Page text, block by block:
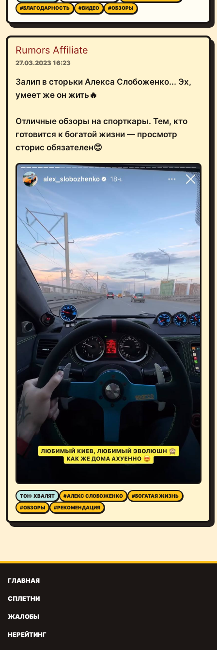
#БЛАГОДАРНОСТЬ
#ВИДЕО #ОБЗОРЫ
Rumors Affiliate
27.03.2023 16:23
Залип в сторьки Алекса Слобоженко... Эх,
умеет же он жить🔥
Отличные обзоры на спорткары. Тем, кто
готовится к богатой жизни — просмотр
сторис обязателен😊
ТОН: ХВАЛЯТ #АЛЕКС СЛОБОЖЕНКО
#БОГАТАЯ ЖИЗНЬ
#ОБЗОРЫ
#РЕКОМЕНДАЦИЯ
ГЛАВНАЯ
СПЛЕТНИ
ЖАЛОБЫ
НЕРЕЙТИНГ